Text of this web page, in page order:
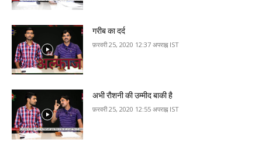
गरीब का दर्द
फ़रवरी 25, 2020 12:37 अपराह्न IST
अ‍भी राैशनी की उम्‍मीद बाक‍ी है
फ़रवरी 25, 2020 12:55 अपराह्न IST